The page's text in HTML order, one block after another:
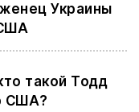
Украины
такой Тодд
США?